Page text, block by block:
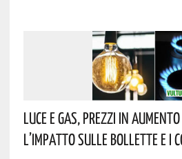
Luce E Gas, Prezzi In
L’impatto Sulle Bollette E I